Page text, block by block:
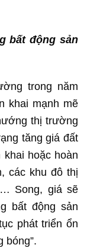
bất động sản
trong năm
khai mạnh mẽ
thị trường
tăng giá đất
hoặc hoàn
các khu đô thị
Song, giá sẽ
bất động sản
phát triển ổn
bóng”.